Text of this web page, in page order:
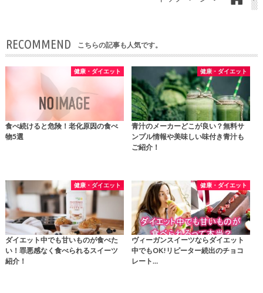
RECOMMEND こちらの記事も人気です。
健康・ダイエット
食べ続けると危険！老化原因の食べ
物5選
健康・ダイエット
青汁のメーカーどこが良い？無料サ
ンプル情報や美味しい味付き青汁も
ご紹介！
健康・ダイエット
ダイエット中でも甘いものが食べた
い！罪悪感なく食べられるスイーツ
紹介！
健康・ダイエット
ヴィーガンスイーツならダイエット
中でもOK!リピーター続出のチョコ
レート…